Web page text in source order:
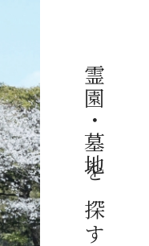
霊園・墓地を探す